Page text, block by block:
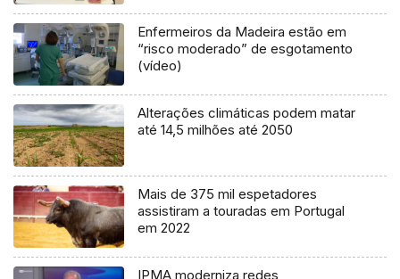
Enfermeiros da Madeira estão em
“risco moderado” de esgotamento
(vídeo)
Alterações climáticas podem matar
até 14,5 milhões até 2050
Mais de 375 mil espetadores
assistiram a touradas em Portugal
em 2022
IPMA moderniza redes